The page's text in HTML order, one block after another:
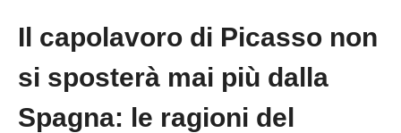
Il capolavoro di Picasso non
si sposterà mai più dalla
Spagna: le ragioni del